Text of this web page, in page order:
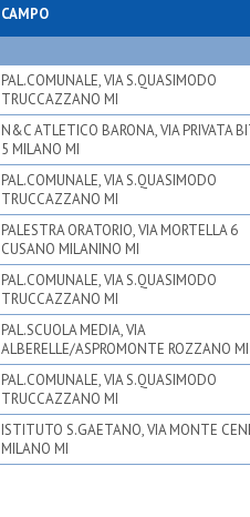
CAMPO
PAL.COMUNALE, VIA S.QUASIMODO
TRUCCAZZANO MI
N&C ATLETICO BARONA, VIA PRIVATA
5 MILANO MI
PAL.COMUNALE, VIA S.QUASIMODO
TRUCCAZZANO MI
PALESTRA ORATORIO, VIA MORTELLA 6
CUSANO MILANINO MI
PAL.COMUNALE, VIA S.QUASIMODO
TRUCCAZZANO MI
PAL.SCUOLA MEDIA, VIA
ALBERELLE/ASPROMONTE ROZZANO MI
PAL.COMUNALE, VIA S.QUASIMODO
TRUCCAZZANO MI
ISTITUTO S.GAETANO, VIA MONTE
MILANO MI